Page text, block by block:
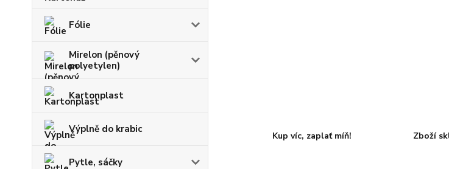
Fólie
Mirelon (pěnový
polyetylen)
Kartonplast
Výplně do krabic
Pytle, sáčky
Kup víc, zaplať míň! Zboží